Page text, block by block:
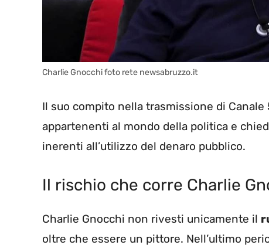
Charlie Gnocchi foto rete newsabruzzo.it
Il suo compito nella trasmissione di Canale
appartenenti al mondo della politica e
inerenti all’utilizzo del denaro pubblico.
Il rischio che corre Charlie
Charlie Gnocchi non rivesti unicamente il
oltre che essere un pittore. Nell’ultimo